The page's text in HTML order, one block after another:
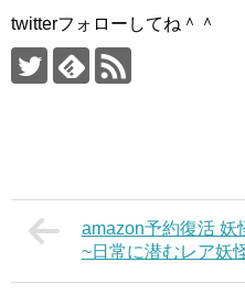
twitterフォローしてね＾＾
amazon予約復活 妖
~日常に潜むレア妖